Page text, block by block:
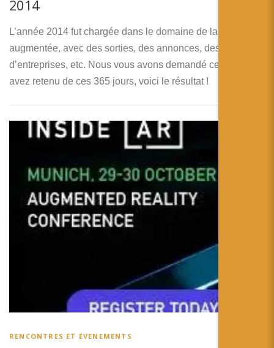
2014
L’année 2014 fut chargée dans le domaine de la réalité
augmentée, avec des sorties, des annonces, des fusions
d’entreprises, etc. Nous vous avons demandé ce que vous
avez retenu de ces 365 jours, voici le résultat !
RENCONTRES ET ÉVENEMENTS